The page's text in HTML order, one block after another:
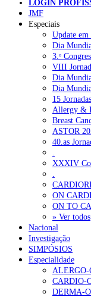
NOTÍCIAS
Quase 11.900
nutricionista no
ULS de
apoio robótico
Enfermeiros
privada da ULS
Ordem dos
a consultas e
Portugal está a
2026
NOTÍCIAS MAIS
gesto
202
LOGIN
JMF
Especiais
Update
Dia
3.ᵒ
VIII
Dia
Dia
15
Allergy &
Breast
ASTOR
40.as
.
XXXIV
.
ON
ON TO
» Ver todos
Nacional
Investigação
SIMPÓSIOS
Especialidade
CARDIO-
DERMA-